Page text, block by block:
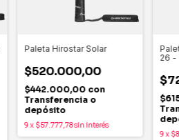
Paleta Hirostar Solar
$520.000,00
$442.000,00 con
Transferencia o
depósito
9x $57.777,78sin interés
26 -
9x